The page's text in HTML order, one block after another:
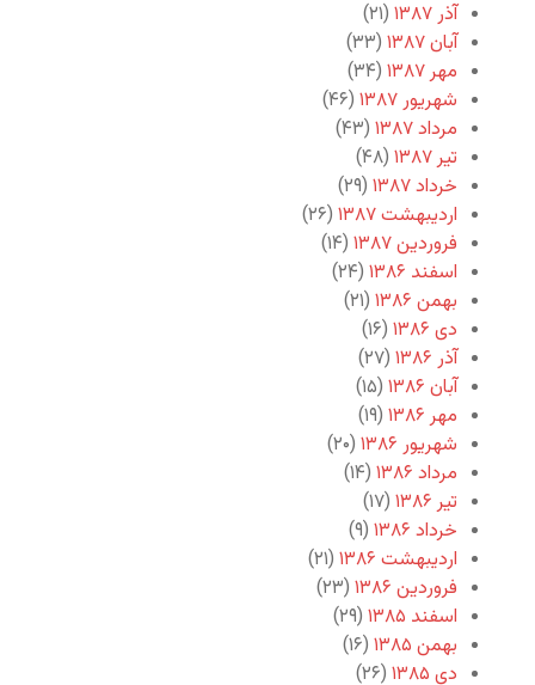
آذر ۱۳۸۷
(۲۱)
آبان ۱۳۸۷
(۳۳)
مهر ۱۳۸۷
(۳۴)
شهریور ۱۳۸۷
(۴۶)
مرداد ۱۳۸۷
(۴۳)
تیر ۱۳۸۷
(۴۸)
خرداد ۱۳۸۷
(۲۹)
اردیبهشت ۱۳۸۷
(۲۶)
فروردین ۱۳۸۷
(۱۴)
اسفند ۱۳۸۶
(۲۴)
بهمن ۱۳۸۶
(۲۱)
دی ۱۳۸۶
(۱۶)
آذر ۱۳۸۶
(۲۷)
آبان ۱۳۸۶
(۱۵)
مهر ۱۳۸۶
(۱۹)
شهریور ۱۳۸۶
(۲۰)
مرداد ۱۳۸۶
(۱۴)
تیر ۱۳۸۶
(۱۷)
خرداد ۱۳۸۶
(۹)
اردیبهشت ۱۳۸۶
(۲۱)
فروردین ۱۳۸۶
(۲۳)
اسفند ۱۳۸۵
(۲۹)
بهمن ۱۳۸۵
(۱۶)
دی ۱۳۸۵
(۲۶)